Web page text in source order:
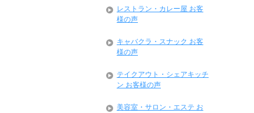
レストラン・カレー屋 お客
様の声
キャバクラ・スナック お客
様の声
テイクアウト・シェアキッチ
ン お客様の声
美容室・サロン・エステ お